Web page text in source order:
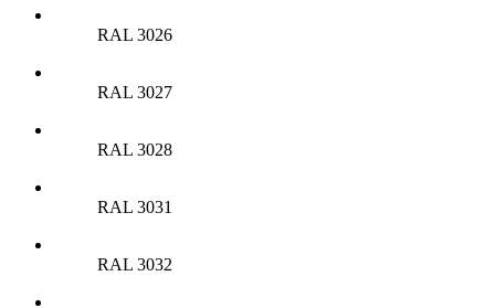
RAL 3026
RAL 3027
RAL 3028
RAL 3031
RAL 3032